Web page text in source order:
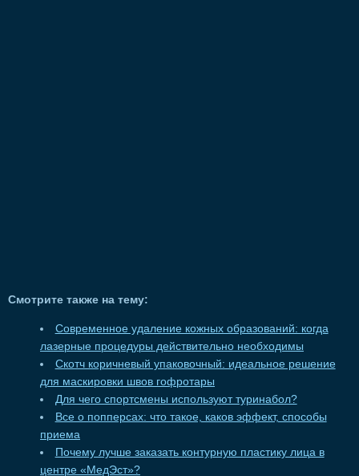
Смотрите также на тему:
Современное удаление кожных образований: когда
лазерные процедуры действительно необходимы
Скотч коричневый упаковочный: идеальное решение
для маскировки швов гофротары
Для чего спортсмены используют туринабол?
Все о попперсах: что такое, каков эффект, способы
приема
Почему лучше заказать контурную пластику лица в
центре «МедЭст»?